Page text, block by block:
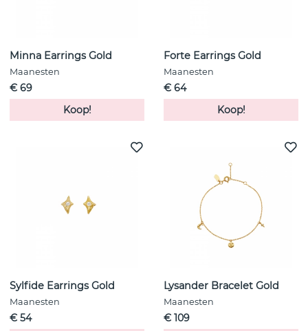
Minna Earrings Gold
Maanesten
€ 69
Koop!
Forte Earrings Gold
Maanesten
€ 64
Koop!
Sylfide Earrings Gold
Maanesten
€ 54
Lysander Bracelet Gold
Maanesten
€ 109